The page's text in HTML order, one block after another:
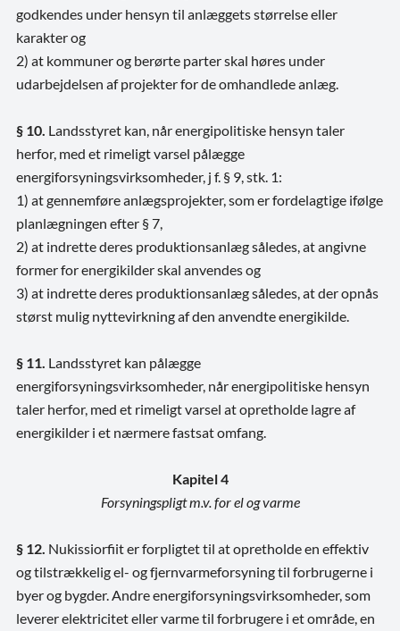
godkendes under hensyn til anlæggets størrelse eller
karakter og
2) at kommuner og berørte parter skal høres under
udarbejdelsen af projekter for de omhandlede anlæg.
§ 10. Landsstyret kan, når energipolitiske hensyn taler
herfor, med et rimeligt varsel pålægge
energiforsyningsvirksomheder, j f. § 9, stk. 1:
1) at gennemføre anlægsprojekter, som er fordelagtige ifølge
planlægningen efter § 7,
2) at indrette deres produktionsanlæg således, at angivne
former for energikilder skal anvendes og
3) at indrette deres produktionsanlæg således, at der opnås
størst mulig nyttevirkning af den anvendte energikilde.
§ 11. Landsstyret kan pålægge
energiforsyningsvirksomheder, når energipolitiske hensyn
taler herfor, med et rimeligt varsel at opretholde lagre af
energikilder i et nærmere fastsat omfang.
Kapitel 4
Forsyningspligt m.v. for el og varme
§ 12. Nukissiorfiit er forpligtet til at opretholde en effektiv
og tilstrækkelig el- og fjernvarmeforsyning til forbrugerne i
byer og bygder. Andre energiforsyningsvirksomheder, som
leverer elektricitet eller varme til forbrugere i et område, en